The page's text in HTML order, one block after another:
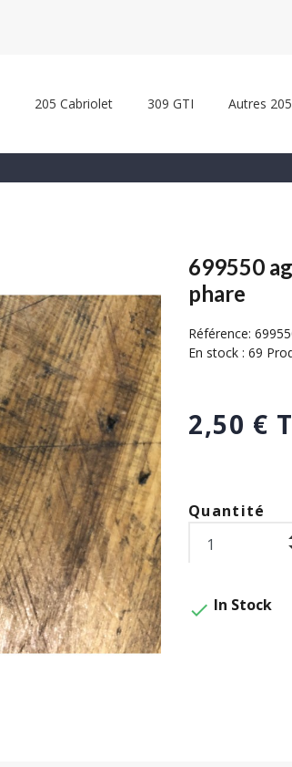
205 Cabriolet 309 GTI Autres 205
699550
phare
Référence:
En stock : 69
2,50 €
Quantité
 In Stock